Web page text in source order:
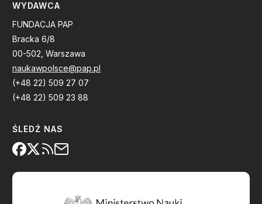
WYDAWCA
FUNDACJA PAP
Bracka 6/8
00-502, Warszawa
naukawpolsce@pap.pl
(+48 22) 509 27 07
(+48 22) 509 23 88
ŚLEDŹ NAS